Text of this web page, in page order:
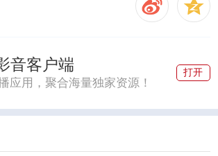
音客户端
应用，聚合海量独家资源！
打开